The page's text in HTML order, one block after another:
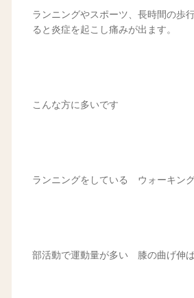
ランニングやスポーツ、長時間の歩
ると炎症を起こし痛みが出ます。
こんな方に多いです
ランニングをしている ウォーキン
部活動で運動量が多い 膝の曲げ伸